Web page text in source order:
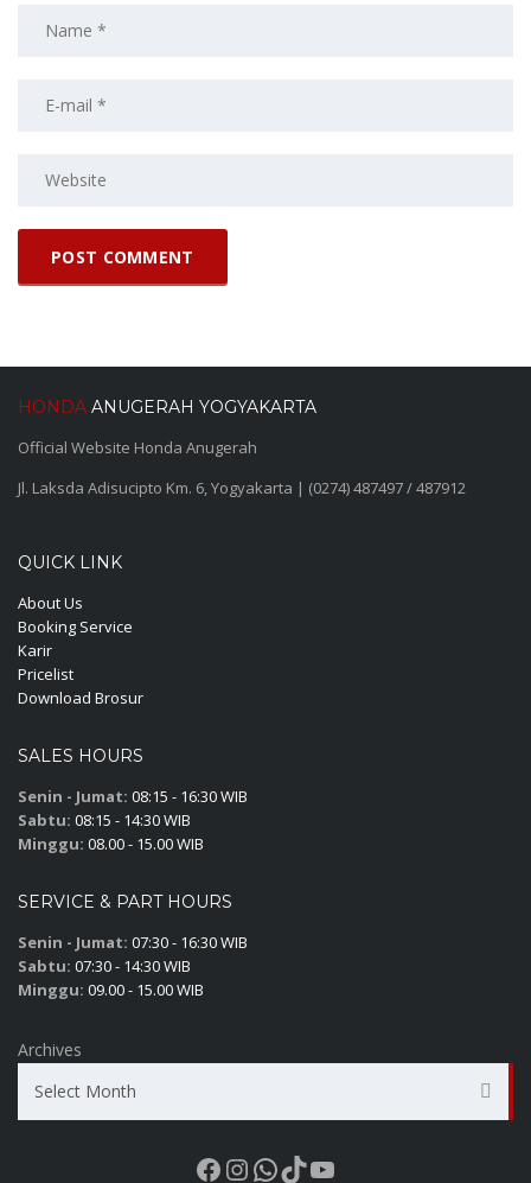
HONDA ANUGERAH YOGYAKARTA
Official Website Honda Anugerah
Jl. Laksda Adisucipto Km. 6, Yogyakarta | (0274) 487497 / 487912
QUICK LINK
About Us
Booking Service
Karir
Pricelist
Download Brosur
SALES HOURS
Senin - Jumat: 08:15 - 16:30 WIB
Sabtu: 08:15 - 14:30 WIB
Minggu: 08.00 - 15.00 WIB
SERVICE & PART HOURS
Senin - Jumat: 07:30 - 16:30 WIB
Sabtu: 07:30 - 14:30 WIB
Minggu: 09.00 - 15.00 WIB
Archives
Select Month
Facebook
Instagram
WhatsApp
TikTok
YouTube